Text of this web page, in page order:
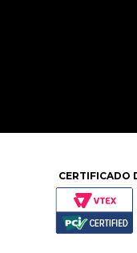
CERTIFICADO